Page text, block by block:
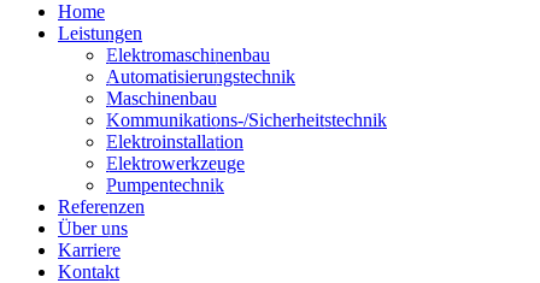
Home
Leistungen
Elektromaschinenbau
Automatisierungstechnik
Maschinenbau
Kommunikations-/Sicherheitstechnik
Elektroinstallation
Elektrowerkzeuge
Pumpentechnik
Referenzen
Über uns
Karriere
Kontakt